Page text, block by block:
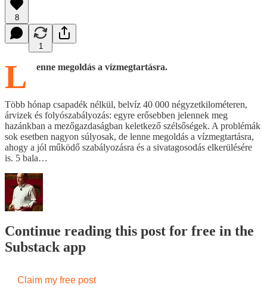
8
1
L enne megoldás a vízmegtartásra.
Több hónap csapadék nélkül, belvíz 40 000 négyzetkilométeren,
árvizek és folyószabályozás: egyre erősebben jelennek meg
hazánkban a mezőgazdaságban keletkező szélsőségek. A problémák
sok esetben nagyon súlyosak, de lenne megoldás a vízmegtartásra,
ahogy a jól működő szabályozásra és a sivatagosodás elkerülésére
is. 5 bala…
Continue reading this post for free in the
Substack app
Claim my free post